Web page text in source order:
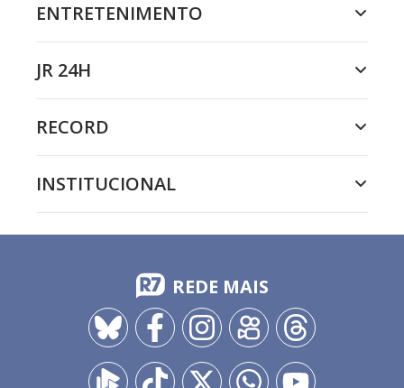
ENTRETENIMENTO
JR 24H
RECORD
INSTITUCIONAL
REDE MAIS